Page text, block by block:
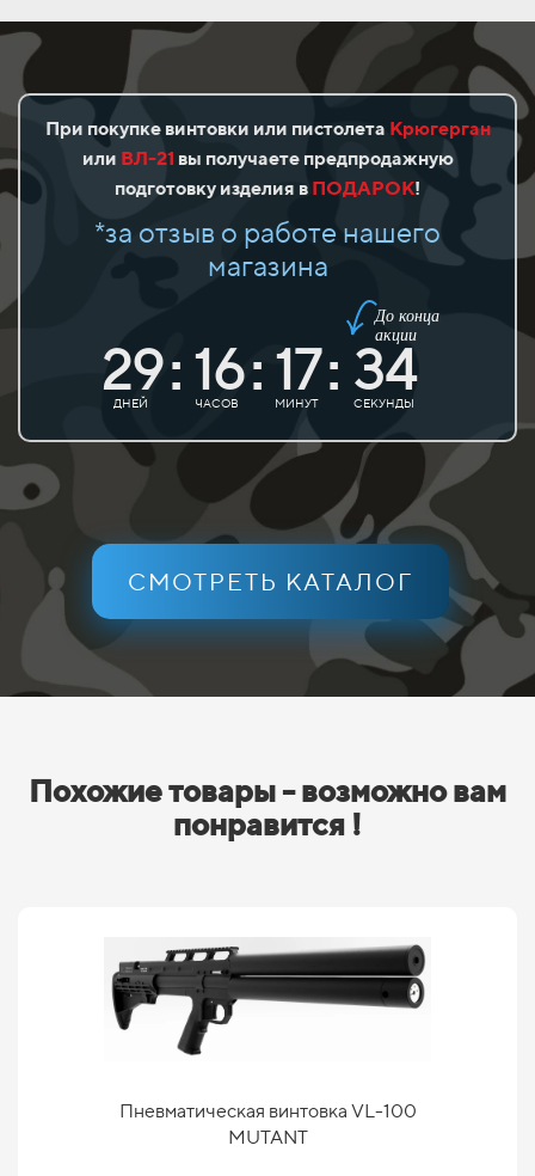
При покупке винтовки или пистолета Крюгерган
или ВЛ-21 вы получаете предпродажную
подготовку изделия в ПОДАРОК!
*за отзыв о работе нашего
магазина
До конца
акции
29:
ДНЕЙ
16:
ЧАСОВ
17:
МИНУТ
34
СЕКУНДЫ
СМОТРЕТЬ КАТАЛОГ
Похожие товары - возможно вам
понравится !
Пневматическая винтовка VL-100
MUTANT